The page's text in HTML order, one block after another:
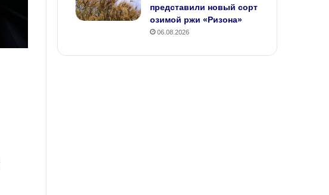
представили новый сорт
озимой ржи «Ризона»
06.08.2026